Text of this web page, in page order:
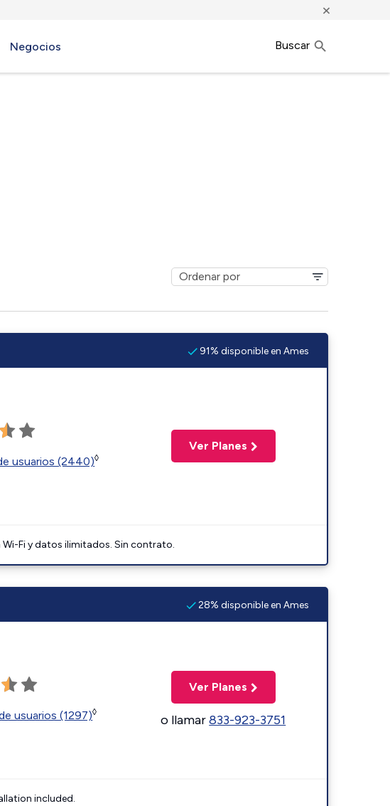
×
Negocios Buscar
91% disponible en Ames
usuarios (2440)◊
Ver Planes
Fi y datos ilimitados. Sin contrato.
28% disponible en Ames
usuarios (1297)◊
Ver Planes
o llamar833-923-3751
included.